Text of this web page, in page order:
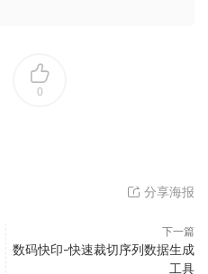
0
分享海报
下一篇
数码快印-快速裁切序列数据生成
工具